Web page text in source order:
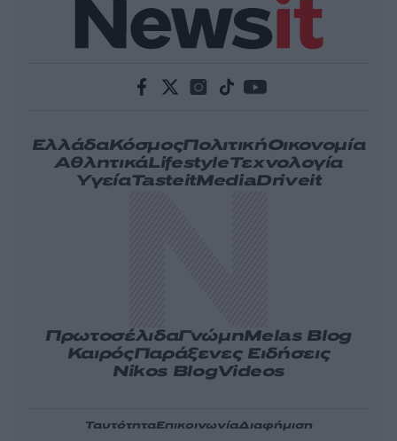
ΕλλάδαΚόσμοςΠολιτικήΟικονομία
ΑθλητικάLifestyleΤεχνολογία
ΥγείαTasteitMediaDriveit
ΠρωτοσέλιδαΓνώμηMelas Blog
ΚαιρόςΠαράξενες Ειδήσεις
Nikos BlogVideos
ΤαυτότηταΕπικοινωνίαΔιαφήμιση